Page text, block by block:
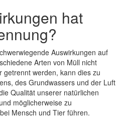
hat
Auswirkungen auf
Arten von Müll nicht
werden, kann dies zu
des Grundwassers und der Luft
Qualität unserer natürlichen
möglicherweise zu
Mensch und Tier führen.